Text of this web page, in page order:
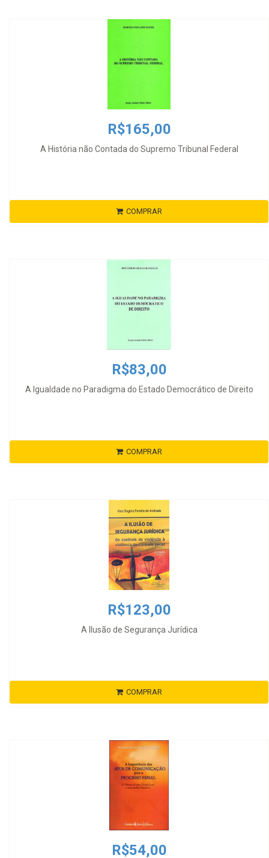
R$165,00
A História não Contada do Supremo Tribunal Federal
COMPRAR
R$83,00
A Igualdade no Paradigma do Estado Democrático de Direito
COMPRAR
R$123,00
A Ilusão de Segurança Jurídica
COMPRAR
R$54,00